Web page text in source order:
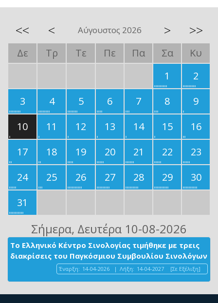
<< < Αύγουστος 2026 > >>
Δε Τρ Τε Πε Πα Σα
Κυ
1
2
3
4 5 6 7 8
9
10
11 12 13 14 15
16
17
18 19 20 21 22
23
24
25 26 27 28 29
30
31
Σήμερα, Δευτέρα 10-08-2026
Το Ελληνικό Κέντρο Σινολογίας τιμήθηκε με τρεις
διακρίσεις του Παγκόσμιου Συμβουλίου Σινολόγων
Έναρξη: 14-04-2026 | Λήξη: 14-04-2027 [Σε Εξέλιξη]